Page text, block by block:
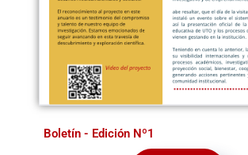
Boletín - Edición Nº1